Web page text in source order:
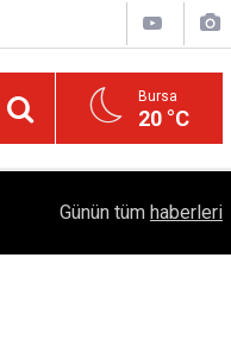
Bursa
20 °C
Sempozyumu Diyarbakır'da!
Günün tüm haberleri